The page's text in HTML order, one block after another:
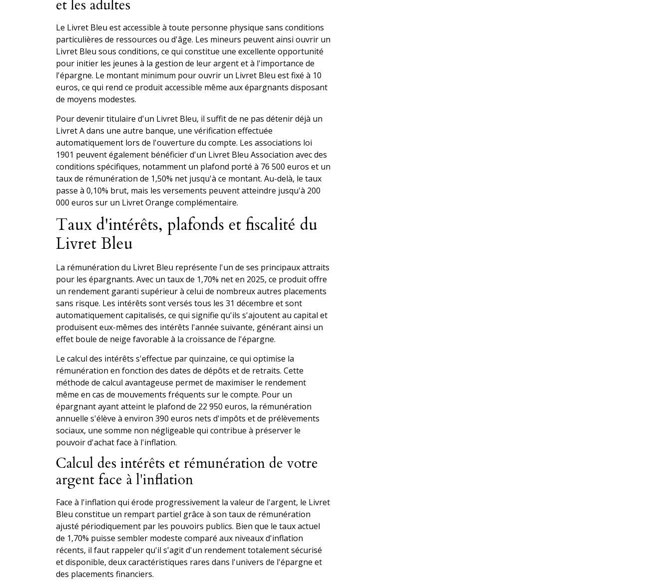
et les adultes
Le Livret Bleu est accessible à toute personne physique sans conditions
particulières de ressources ou d'âge. Les mineurs peuvent ainsi ouvrir un
Livret Bleu sous conditions, ce qui constitue une excellente opportunité
pour initier les jeunes à la gestion de leur argent et à l'importance de
l'épargne. Le montant minimum pour ouvrir un Livret Bleu est fixé à 10
euros, ce qui rend ce produit accessible même aux épargnants disposant
de moyens modestes.
Pour devenir titulaire d'un Livret Bleu, il suffit de ne pas détenir déjà un
Livret A dans une autre banque, une vérification effectuée
automatiquement lors de l'ouverture du compte. Les associations loi
1901 peuvent également bénéficier d'un Livret Bleu Association avec des
conditions spécifiques, notamment un plafond porté à 76 500 euros et un
taux de rémunération de 1,50% net jusqu'à ce montant. Au-delà, le taux
passe à 0,10% brut, mais les versements peuvent atteindre jusqu'à 200
000 euros sur un Livret Orange complémentaire.
Taux d'intérêts, plafonds et fiscalité du
Livret Bleu
La rémunération du Livret Bleu représente l'un de ses principaux attraits
pour les épargnants. Avec un taux de 1,70% net en 2025, ce produit offre
un rendement garanti supérieur à celui de nombreux autres placements
sans risque. Les intérêts sont versés tous les 31 décembre et sont
automatiquement capitalisés, ce qui signifie qu'ils s'ajoutent au capital et
produisent eux-mêmes des intérêts l'année suivante, générant ainsi un
effet boule de neige favorable à la croissance de l'épargne.
Le calcul des intérêts s'effectue par quinzaine, ce qui optimise la
rémunération en fonction des dates de dépôts et de retraits. Cette
méthode de calcul avantageuse permet de maximiser le rendement
même en cas de mouvements fréquents sur le compte. Pour un
épargnant ayant atteint le plafond de 22 950 euros, la rémunération
annuelle s'élève à environ 390 euros nets d'impôts et de prélèvements
sociaux, une somme non négligeable qui contribue à préserver le
pouvoir d'achat face à l'inflation.
Calcul des intérêts et rémunération de votre
argent face à l'inflation
Face à l'inflation qui érode progressivement la valeur de l'argent, le Livret
Bleu constitue un rempart partiel grâce à son taux de rémunération
ajusté périodiquement par les pouvoirs publics. Bien que le taux actuel
de 1,70% puisse sembler modeste comparé aux niveaux d'inflation
récents, il faut rappeler qu'il s'agit d'un rendement totalement sécurisé
et disponible, deux caractéristiques rares dans l'univers de l'épargne et
des placements financiers.